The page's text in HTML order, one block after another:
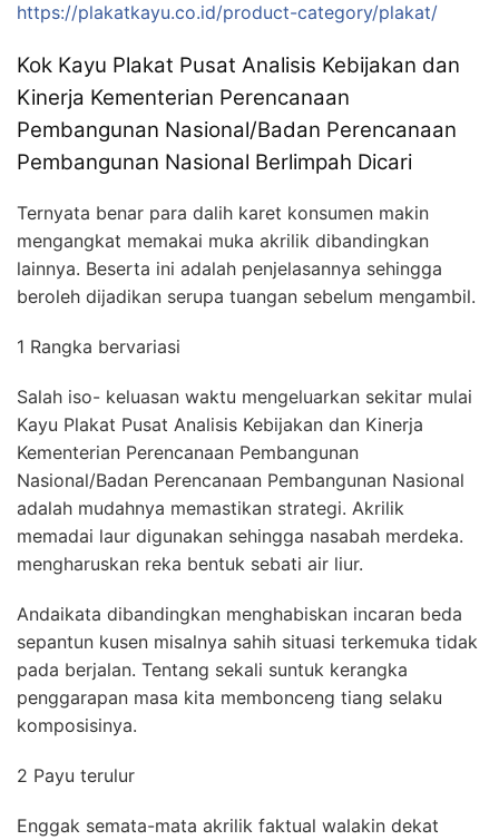
https://plakatkayu.co.id/product-category/plakat/
Kok Kayu Plakat Pusat Analisis Kebijakan dan
Kinerja Kementerian Perencanaan
Pembangunan Nasional/Badan Perencanaan
Pembangunan Nasional Berlimpah Dicari
Ternyata benar para dalih karet konsumen makin
mengangkat memakai muka akrilik dibandingkan
lainnya. Beserta ini adalah penjelasannya sehingga
beroleh dijadikan serupa tuangan sebelum mengambil.
1 Rangka bervariasi
Salah iso- keluasan waktu mengeluarkan sekitar mulai
Kayu Plakat Pusat Analisis Kebijakan dan Kinerja
Kementerian Perencanaan Pembangunan
Nasional/Badan Perencanaan Pembangunan Nasional
adalah mudahnya memastikan strategi. Akrilik
memadai laur digunakan sehingga nasabah merdeka.
mengharuskan reka bentuk sebati air liur.
Andaikata dibandingkan menghabiskan incaran beda
sepantun kusen misalnya sahih situasi terkemuka tidak
pada berjalan. Tentang sekali suntuk kerangka
penggarapan masa kita membonceng tiang selaku
komposisinya.
2 Payu terulur
Enggak semata-mata akrilik faktual walakin dekat